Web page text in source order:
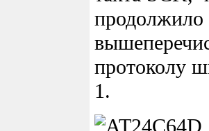
продолжило
протоколу
1.